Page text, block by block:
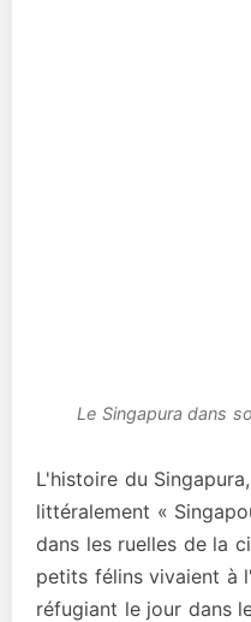
Le Singapura dans
L'histoire du
littéralement «
dans les ruelles de la
petits félins vivaient à
réfugiant le jour dans